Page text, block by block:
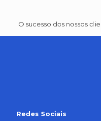
O sucesso dos nossos
Redes Sociais